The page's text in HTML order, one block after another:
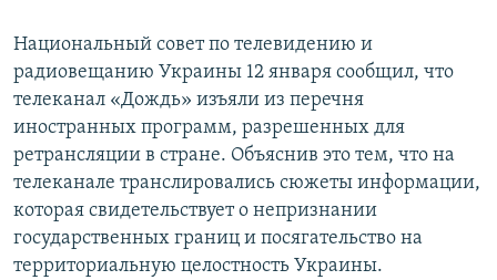
Национальный совет по телевидению и
радиовещанию Украины 12 января сообщил, что
телеканал «Дождь» изъяли из перечня
иностранных программ, разрешенных для
ретрансляции в стране. Объяснив это тем, что на
телеканале транслировались сюжеты информации,
которая свидетельствует о непризнании
государственных границ и посягательство на
территориальную целостность Украины.